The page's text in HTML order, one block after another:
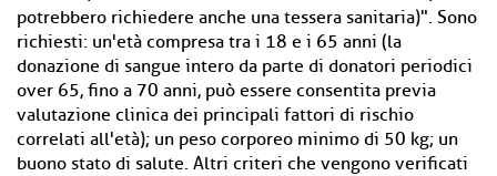
potrebbero richiedere anche una tessera sanitaria)". Sono
richiesti: un'età compresa tra i 18 e i 65 anni (la
donazione di sangue intero da parte di donatori periodici
over 65, fino a 70 anni, può essere consentita previa
valutazione clinica dei principali fattori di rischio
correlati all'età); un peso corporeo minimo di 50 kg; un
buono stato di salute. Altri criteri che vengono verificati